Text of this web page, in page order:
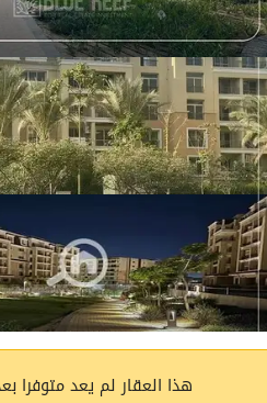
هذا العقار لم يعد متوفرا